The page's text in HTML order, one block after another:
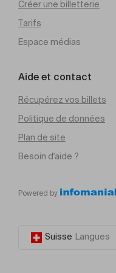
Créer une billetterie
Tarifs
Espace médias
Aide et contact
Récupérez vos billets
Politique de données
Plan de site
Besoin d'aide ?
Powered by
Suisse Langues